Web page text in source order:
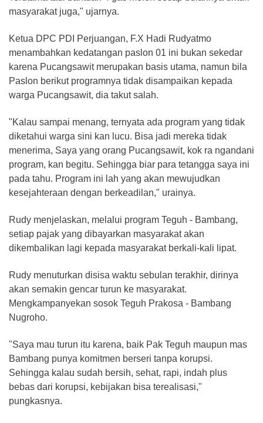
masyarakat juga," ujarnya.
Ketua DPC PDI Perjuangan, F.X Hadi Rudyatmo
menambahkan kedatangan paslon 01 ini bukan sekedar
karena Pucangsawit merupakan basis utama, namun bila
Paslon berikut programnya tidak disampaikan kepada
warga Pucangsawit, dia takut salah.
"Kalau sampai menang, ternyata ada program yang tidak
diketahui warga sini kan lucu. Bisa jadi mereka tidak
menerima, Saya yang orang Pucangsawit, kok ra ngandani
program, kan begitu. Sehingga biar para tetangga saya ini
pada tahu. Program ini lah yang akan mewujudkan
kesejahteraan dengan berkeadilan," urainya.
Rudy menjelaskan, melalui program Teguh - Bambang,
setiap pajak yang dibayarkan masyarakat akan
dikembalikan lagi kepada masyarakat berkali-kali lipat.
Rudy menuturkan disisa waktu sebulan terakhir, dirinya
akan semakin gencar turun ke masyarakat.
Mengkampanyekan sosok Teguh Prakosa - Bambang
Nugroho.
"Saya mau turun itu karena, baik Pak Teguh maupun mas
Bambang punya komitmen berseri tanpa korupsi.
Sehingga kalau sudah bersih, sehat, rapi, indah plus
bebas dari korupsi, kebijakan bisa terealisasi,"
pungkasnya.